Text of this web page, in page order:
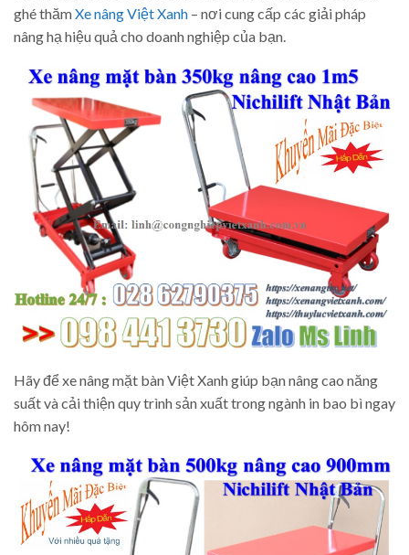
ghé thămXe nâng Việt Xanh – nơi cung cấp các giải pháp
nâng hạ hiệu quả cho doanh nghiệp của bạn.
Hãy để xe nâng mặt bàn Việt Xanh giúp bạn nâng cao năng
suất và cải thiện quy trình sản xuất trong ngành in bao bì ngay
hôm nay!